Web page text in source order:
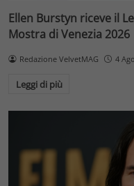
Ellen Burstyn riceve il
Mostra di Venezia 2026
Redazione VelvetMAG 4
Leggi di più